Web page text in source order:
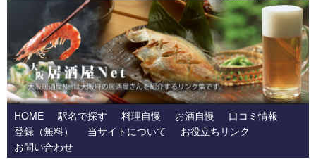
HOME 駅名で探す 料理自慢 お酒自慢
口コミ情報
登録（無料）
当サイトについて
お役立ちリンク
お問い合わせ